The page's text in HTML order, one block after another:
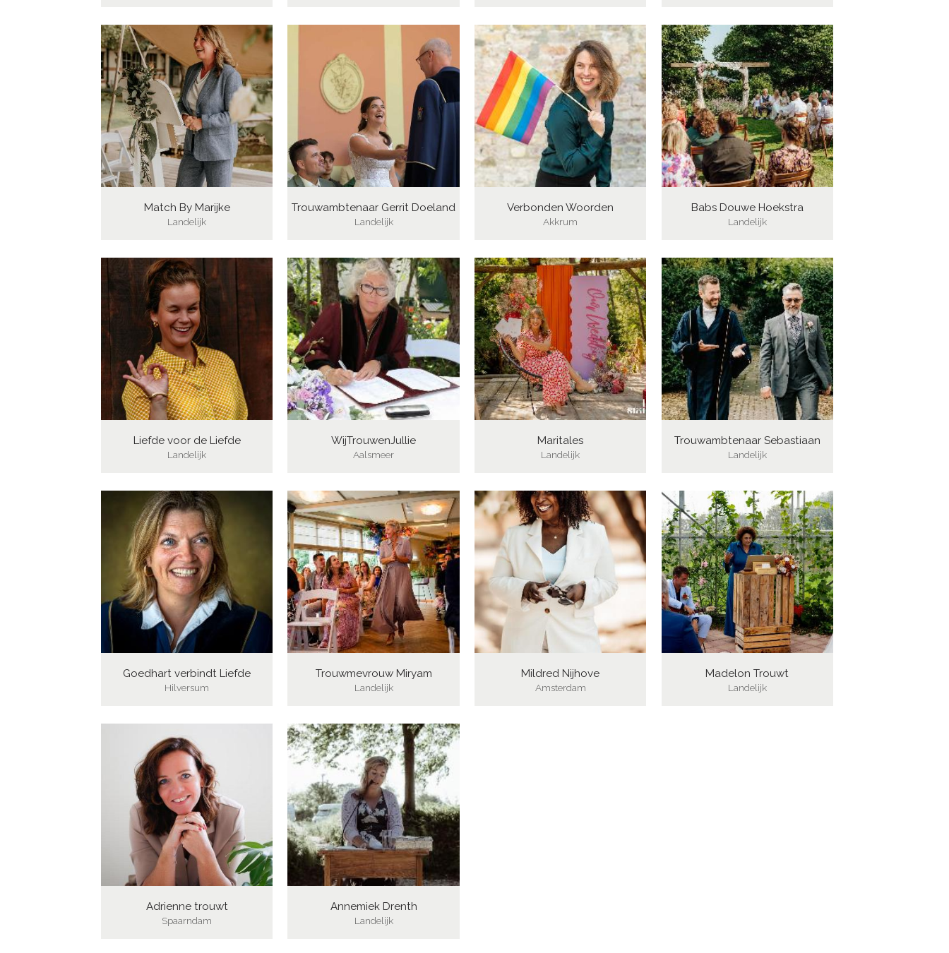
Match By Marijke
Landelijk
Trouwambtenaar Gerrit Doeland
Landelijk
Verbonden Woorden
Akkrum
Babs Douwe Hoekstra
Landelijk
Liefde voor de Liefde
Landelijk
WijTrouwenJullie
Aalsmeer
Maritales
Landelijk
Trouwambtenaar Sebastiaan
Landelijk
Goedhart verbindt Liefde
Hilversum
Trouwmevrouw Miryam
Landelijk
Mildred Nijhove
Amsterdam
Madelon Trouwt
Landelijk
Adrienne trouwt
Spaarndam
Annemiek Drenth
Landelijk